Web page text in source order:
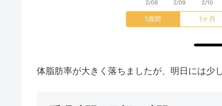
体脂肪率が大きく落ちましたが、明日には少